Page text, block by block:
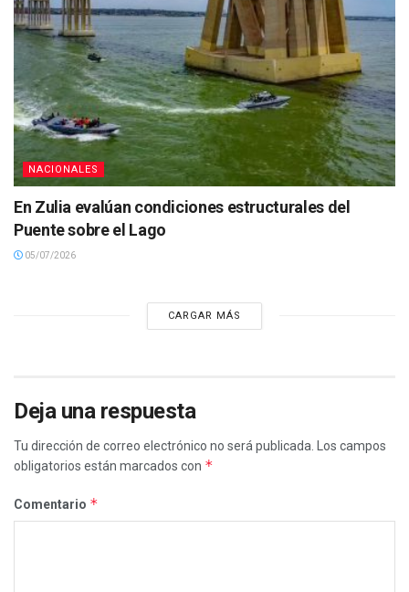
NACIONALES
En Zulia evalúan condiciones estructurales del
Puente sobre el Lago
05/07/2026
CARGAR MÁS
Deja una respuesta
Tu dirección de correo electrónico no será publicada.
Los campos
obligatorios están marcados con *
Comentario *